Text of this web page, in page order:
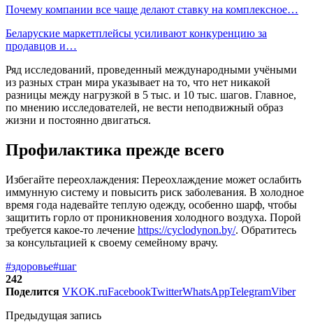
Почему компании все чаще делают ставку на комплексное…
Беларуские маркетплейсы усиливают конкуренцию за
продавцов и…
Ряд исследований, проведенный международными учёными
из разных стран мира указывает на то, что нет никакой
разницы между нагрузкой в 5 тыс. и 10 тыс. шагов. Главное,
по мнению исследователей, не вести неподвижный образ
жизни и постоянно двигаться.
Профилактика прежде всего
Избегайте переохлаждения: Переохлаждение может ослабить
иммунную систему и повысить риск заболевания. В холодное
время года надевайте теплую одежду, особенно шарф, чтобы
защитить горло от проникновения холодного воздуха. Порой
требуется какое-то лечение https://cyclodynon.by/. Обратитесь
за консультацией к своему семейному врачу.
#здоровье#шаг
242
Поделится VKOK.ruFacebookTwitterWhatsAppTelegramViber
Предыдущая запись